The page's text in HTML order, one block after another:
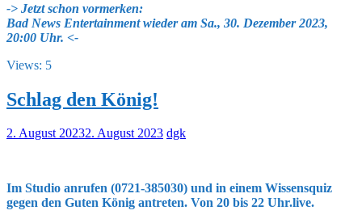
-> Jetzt schon vormerken:
Bad News Entertainment wieder am Sa., 30. Dezember 2023,
20:00 Uhr. <-
Views: 5
Schlag den König!
2. August 20232. August 2023 dgk
Im Studio anrufen (0721-385030) und in einem Wissensquiz
gegen den Guten König antreten. Von 20 bis 22 Uhr.live.